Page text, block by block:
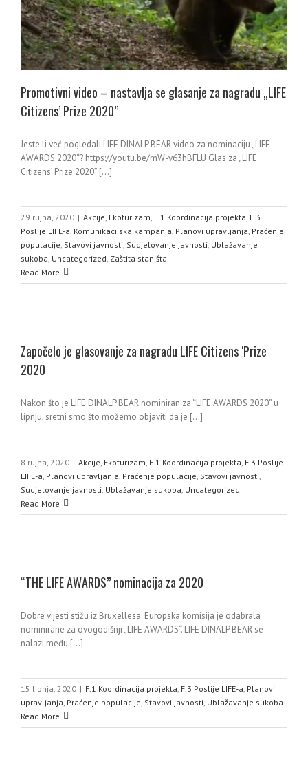
Promotivni video – nastavlja se glasanje za nagradu „LIFE
Citizens’ Prize 2020”
Jeste li već pogledali LIFE DINALP BEAR video za nominaciju „LIFE
AWARDS 2020“? https://youtu.be/mW-v63hBFLU Glas za „LIFE
Citizens’ Prize 2020” [...]
29 rujna, 2020 | Akcije Ekoturizam F.1 Koordinacija projekta F.3
Poslije LIFE-a Komunikacijska kampanja Planovi upravljanja Praćenje
populacije Stavovi javnosti Sudjelovanje javnosti Ublažavanje
sukoba Uncategorized Zaštita staništa
Read More
Započelo je glasovanje za nagradu LIFE Citizens ‘Prize
2020
Nakon što je LIFE DINALP BEAR nominiran za “LIFE AWARDS 2020” u
lipnju, sretni smo što možemo objaviti da je [...]
8 rujna, 2020 | Akcije Ekoturizam F.1 Koordinacija projekta F.3 Poslije
LIFE-a Planovi upravljanja Praćenje populacije Stavovi javnosti
Sudjelovanje javnosti Ublažavanje sukoba Uncategorized
Read More
“THE LIFE AWARDS” nominacija za 2020
Dobre vijesti stižu iz Bruxellesa: Europska komisija je odabrala
nominirane za ovogodišnji „LIFE AWARDS“. LIFE DINALP BEAR se
nalazi među [...]
15 lipnja, 2020 | F.1 Koordinacija projekta F.3 Poslije LIFE-a Planovi
upravljanja Praćenje populacije Stavovi javnosti Ublažavanje sukoba
Read More